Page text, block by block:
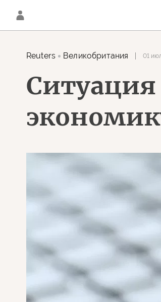
Reuters Великобритания 01
Ситуация